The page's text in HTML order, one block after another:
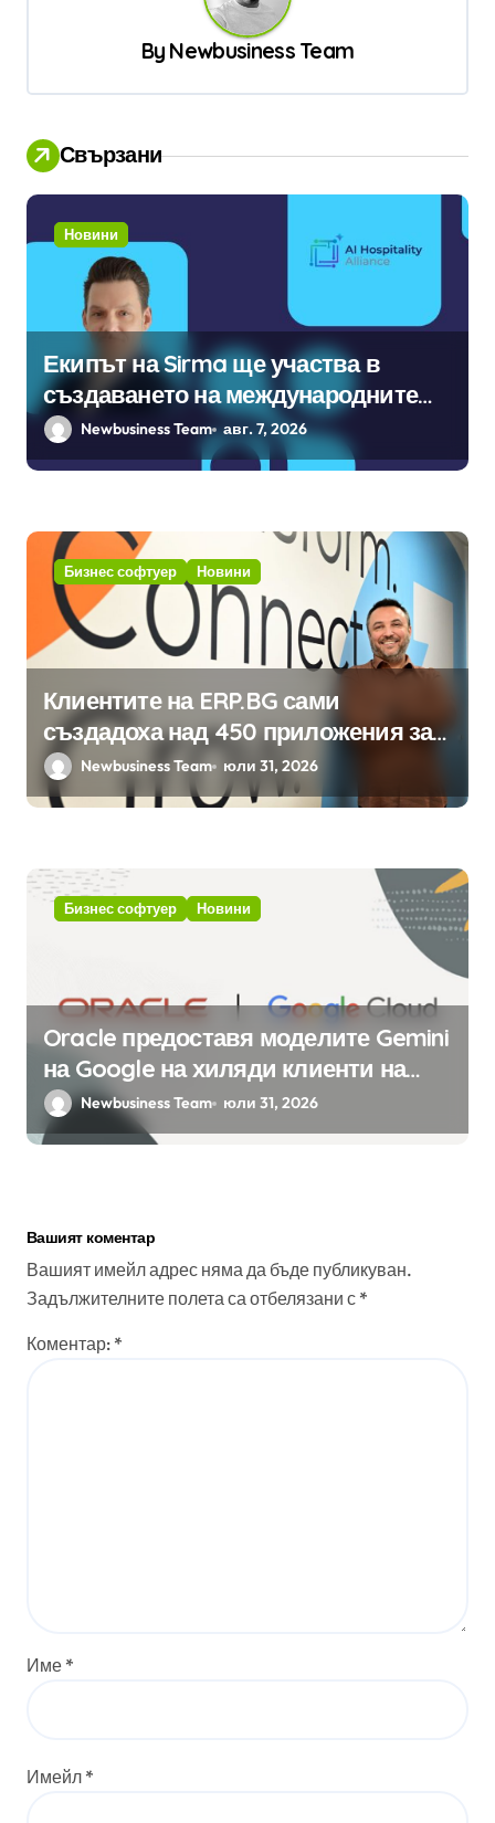
By Newbusiness Team
Свързани
Новини
Екипът на Sirma ще участва в
създаването на международните
стандарти за навлизане на
изкуствен интелект в
Newbusiness Team авг. 7, 2026
Бизнес софтуер Новини
Клиентите на ERP.BG сами
създадоха над 450 приложения за
ERP системата с помощта на
вградения в нея изкуствен
Newbusiness Team юли 31, 2026
Бизнес софтуер Новини
Oracle предоставя моделите Gemini
на Google на хиляди клиенти на
бизнес приложения
Newbusiness Team юли 31, 2026
Вашият коментар
Вашият имейл адрес няма да бъде публикуван.
Задължителните полета са отбелязани с *
Коментар: *
Име *
Имейл *